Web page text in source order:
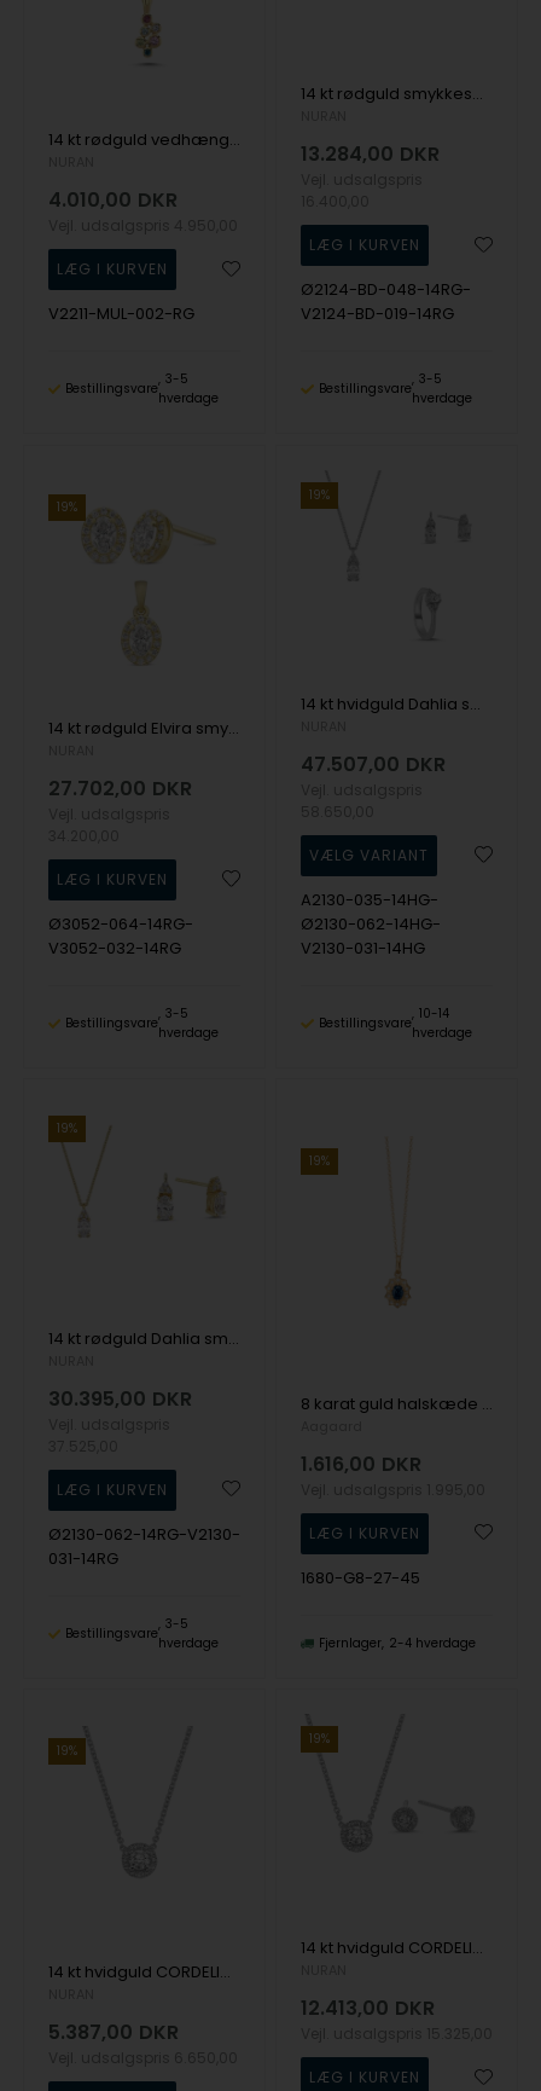
14 kt rødguld vedhæng, Bubbles multicolour serien fra Nuran med ialt 0,02 ct diamanter
4.010,00 DKR
V2211-MUL-002-RG
Bestillingsvare
3-5
hverdage
14 kt rødguld smykkesæt, Twinkle serien fra Nuran med ialt 0,43 ct diamanter
13.284,00 DKR
Ø2124-BD-048-14RG-
V2124-BD-019-14RG
Bestillingsvare
3-5
hverdage
19%
14 kt rødguld Elvira smykkesæt med i alt 0,64 ct diamanter Wesselton SI
27.702,00 DKR
Ø3052-064-14RG-
V3052-032-14RG
Bestillingsvare
3-5
hverdage
19%
14 kt hvidguld Dahlia smykkesæt med i alt 1,28 ct diamanter Wesselton SI
47.507,00 DKR
A2130-035-14HG-
Ø2130-062-14HG-
V2130-031-14HG
Bestillingsvare
10-14
hverdage
19%
14 kt rødguld Dahlia smykkesæt med i alt 0,92 ct diamanter Wesselton SI
30.395,00 DKR
Ø2130-062-14RG-V2130-
031-14RG
Bestillingsvare
3-5
hverdage
19%
8 karat guld halskæde med safir og diamanter fra Aagaard
1.616,00 DKR
1680-G8-27-45
Fjernlager 2-4 hverdage
19%
14 kt hvidguld CORDELIA vedhæng med brillianter Wesselton SI
5.387,00 DKR
19%
14 kt hvidguld CORDELIA smykkesæt med brillianter Wesselton SI
12.413,00 DKR